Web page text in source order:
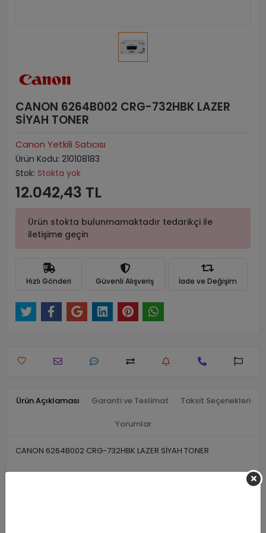
CANON 6264B002 CRG-732HBK LAZER
SİYAH TONER
Canon Yetkili Satıcısı
Ürün Kodu: 210108183
Stok: Stokta yok
12.042,43 TL
Ürün stokta bulunmamaktadır tedarikçi ile
iletişime geçin
Hızlı Gönderi Güvenli Alışveriş İade ve Değişim
Ürün Açıklaması Garanti ve Teslimat Taksit Seçenekleri
Yorumlar
CANON 6264B002 CRG-732HBK LAZER SİYAH TONER